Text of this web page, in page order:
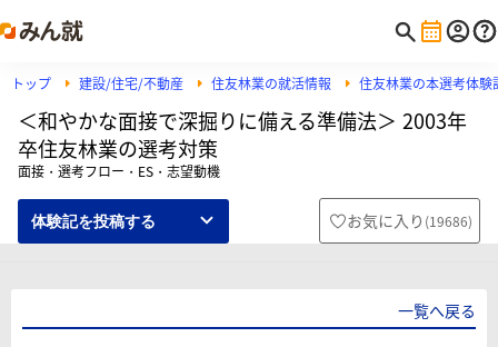
トップ 建設/住宅/不動産 住友林業の就活情報 住友林業の本選考体験
＜和やかな面接で深掘りに備える準備法＞ 2003年
卒住友林業の選考対策
面接・選考フロー・ES・志望動機
体験記を投稿する お気に入り (19686)
一覧へ戻る